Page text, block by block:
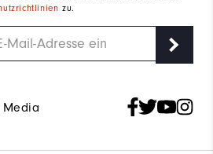
zu.
Media